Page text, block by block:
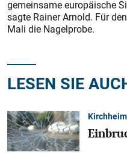
gemeinsame europäische
sagte Rainer Arnold. Für
Mali die Nagelprobe.
LESEN SIE
Kirchheim